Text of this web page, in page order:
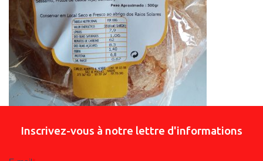
Inscrivez-vous à notre lettre d'informations